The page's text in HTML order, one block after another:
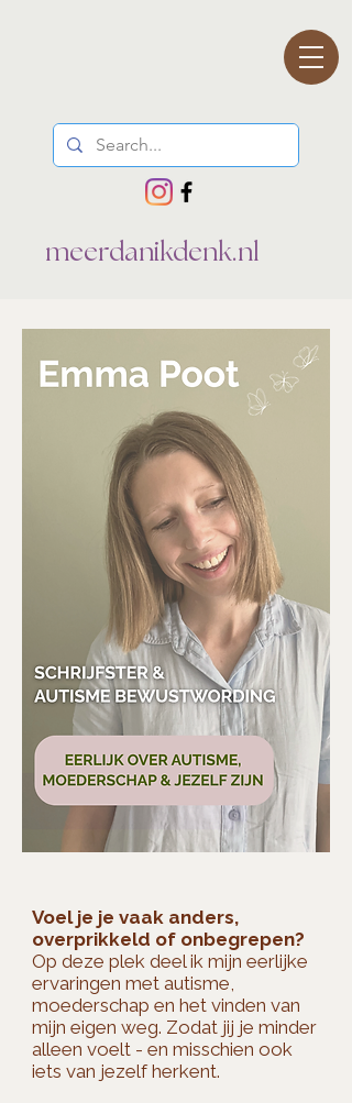
meerdanikdenk.nl
Voel je je vaak anders,
overprikkeld of onbegrepen?
Op deze plek deel ik mijn eerlijke
ervaringen met autisme,
moederschap en het vinden van
mijn eigen weg. Zodat jij je minder
alleen voelt - en misschien ook
iets van jezelf herkent.​